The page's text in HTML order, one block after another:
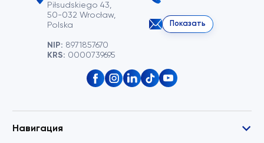
Piłsudskiego 43,
50-032 Wrocław,
Polska
NIP: 8971857670
KRS: 0000739695
Показать
Навигация